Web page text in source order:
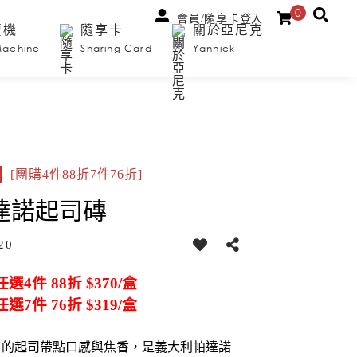
隨享卡
Sharing Card
關於亞尼克
Yannick
會員/隨享卡登入 0
[團購4件88折7件76折]
諾起司磚
選4件 88折 $370/盒
選7件 76折 $319/盒
起司帶點口感與焦香，是義大利帕達諾